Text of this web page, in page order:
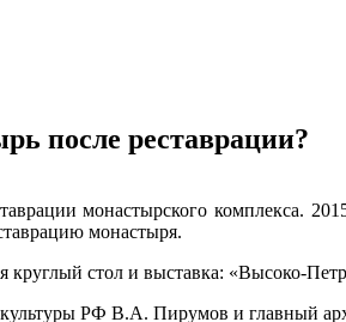
после реставрации?
монастырского комплекса.
монастыря.
стол и выставка: «Высоко-
культуры РФ В.А. Пирумов и главный